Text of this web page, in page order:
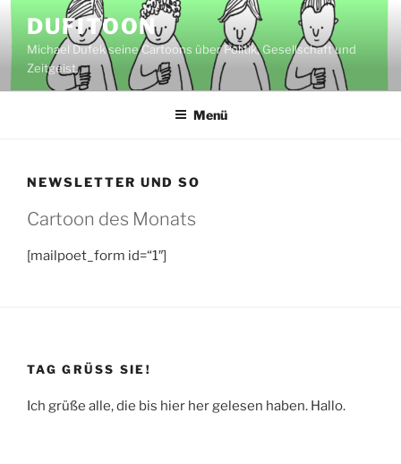
Inhalt
springen
DUFITOON
Michael Dufek seine Cartoons über Politik, Gesellschaft und
Zeitgeist.
Menü
NEWSLETTER UND SO
Cartoon des Monats
[mailpoet_form id=“1″]
TAG GRÜSS SIE!
Ich grüße alle, die bis hier her gelesen haben. Hallo.